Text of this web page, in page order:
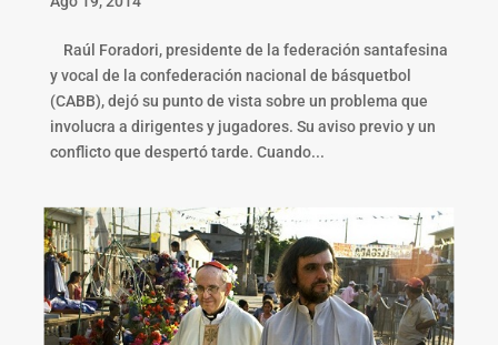
Raúl Foradori, presidente de la federación santafesina
y vocal de la confederación nacional de básquetbol
(CABB), dejó su punto de vista sobre un problema que
involucra a dirigentes y jugadores. Su aviso previo y un
conflicto que despertó tarde. Cuando...